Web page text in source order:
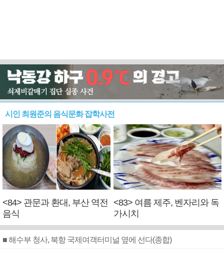
시인 최원준의 음식문화 잡학사전
<84> 관문과 환대, 부산 역전
음식
<83> 여름 제주, 벤자리와 독
가시치
■ 해수부 청사, 북항 국제여객터미널 옆에 선다(종합)